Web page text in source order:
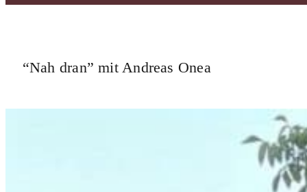
“Nah dran” mit Andreas Onea